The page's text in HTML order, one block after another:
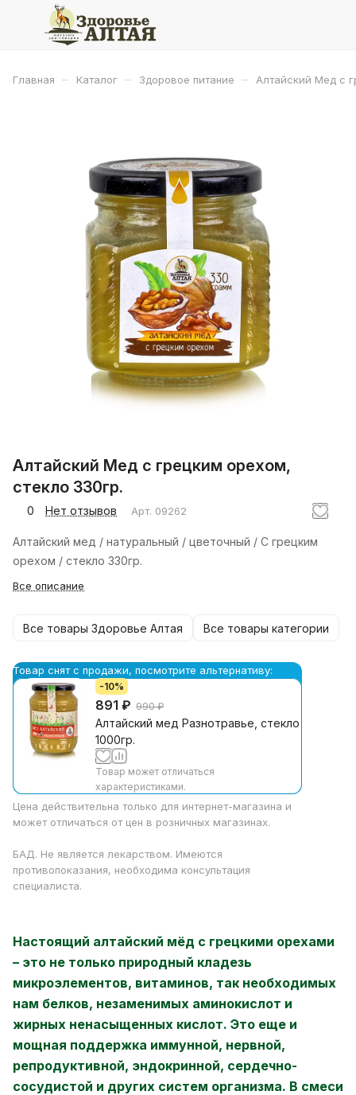
Главная – Каталог – Здоровое питание – Алтайский Мед с
Алтайский Мед с грецким орехом,
стекло 330гр.
0 Нет отзывов Арт. 09262
Алтайский мед / натуральный / цветочный / С грецким
орехом / стекло 330гр.
Все описание
Все товары Здоровье Алтая Все товары категории
Товар снят с продажи, посмотрите альтернативу:
-10%
891 ₽ 990 ₽
Алтайский мед Разнотравье, стекло
1000гр.
Товар может отличаться
характеристиками.
Цена действительна только для интернет-магазина и
может отличаться от цен в розничных магазинах.
БАД. Не является лекарством. Имеются
противопоказания, необходима консультация
специалиста.
Настоящий алтайский мёд с грецкими орехами
– это не только природный кладезь
микроэлементов, витаминов, так необходимых
нам белков, незаменимых аминокислот и
жирных ненасыщенных кислот. Это еще и
мощная поддержка иммунной, нервной,
репродуктивной, эндокринной, сердечно-
сосудистой и других систем организма. В смеси